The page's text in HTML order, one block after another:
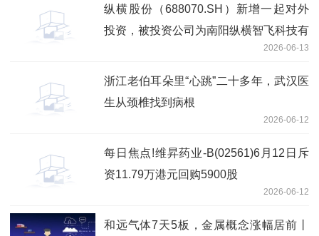
纵横股份（688070.SH）新增一起对外
投资，被投资公司为南阳纵横智飞科技有
2026-06-13
浙江老伯耳朵里“心跳”二十多年，武汉医
生从颈椎找到病根
2026-06-12
每日焦点!维昇药业-B(02561)6月12日斥
资11.79万港元回购5900股
2026-06-12
和远气体7天5板，金属概念涨幅居前丨